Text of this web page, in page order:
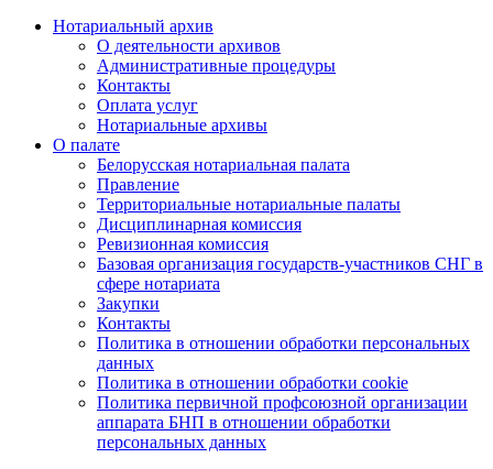
Нотариальный архив
О деятельности архивов
Административные процедуры
Контакты
Оплата услуг
Нотариальные архивы
О палате
Белорусская нотариальная палата
Правление
Территориальные нотариальные палаты
Дисциплинарная комиссия
Ревизионная комиссия
Базовая организация государств-участников СНГ в
сфере нотариата
Закупки
Контакты
Политика в отношении обработки персональных
данных
Политика в отношении обработки cookie
Политика первичной профсоюзной организации
аппарата БНП в отношении обработки
персональных данных